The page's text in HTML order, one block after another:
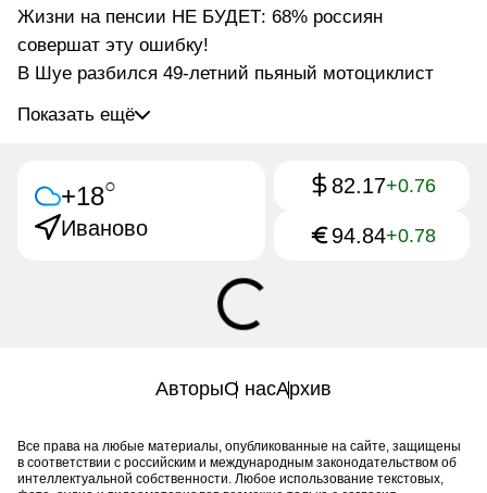
Жизни на пенсии НЕ БУДЕТ: 68% россиян
совершат эту ошибку!
В Шуе разбился 49-летний пьяный мотоциклист
Показать ещё
+18○
Иваново
82.17+0.76
94.84+0.78
АвторыО насАрхив
Все права на любые материалы, опубликованные на сайте, защищены
в соответствии с российским и международным законодательством об
интеллектуальной собственности. Любое использование текстовых,